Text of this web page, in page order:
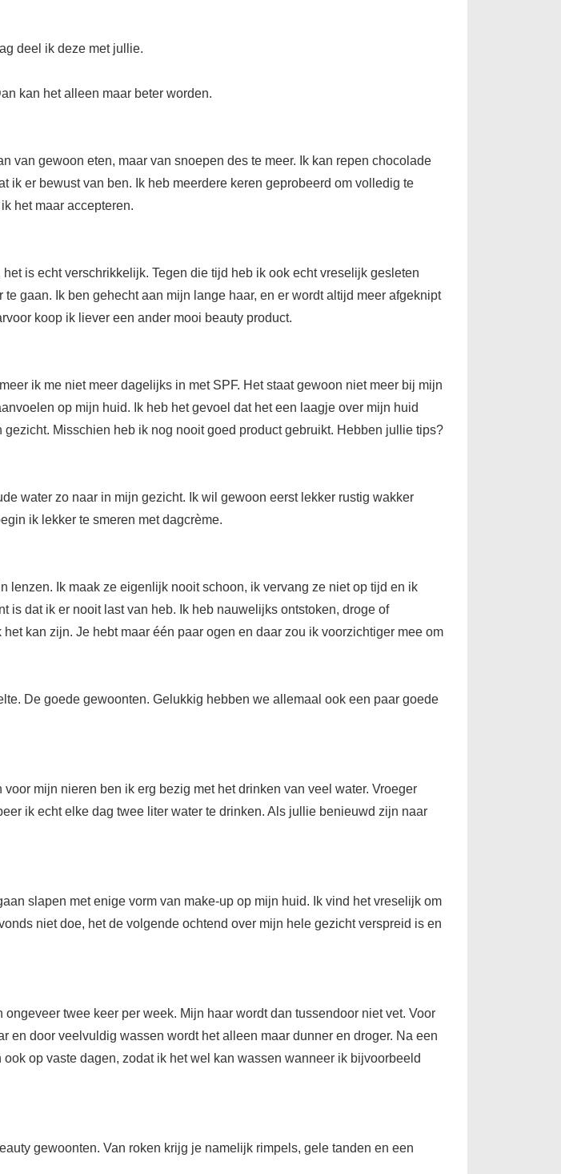
deel ik deze met jullie.
kan het alleen maar beter worden.
van gewoon eten, maar van snoepen des te meer. Ik kan repen chocolade
ik er bewust van ben. Ik heb meerdere keren geprobeerd om volledig te
het maar accepteren.
is echt verschrikkelijk. Tegen die tijd heb ik ook echt vreselijk gesleten
gaan. Ik ben gehecht aan mijn lange haar, en er wordt altijd meer afgeknipt
koop ik liever een ander mooi beauty product.
ik me niet meer dagelijks in met SPF. Het staat gewoon niet meer bij mijn
op mijn huid. Ik heb het gevoel dat het een laagje over mijn huid
Misschien heb ik nog nooit goed product gebruikt. Hebben jullie tips?
water zo naar in mijn gezicht. Ik wil gewoon eerst lekker rustig wakker
ik lekker te smeren met dagcrème.
Ik maak ze eigenlijk nooit schoon, ik vervang ze niet op tijd en ik
is dat ik er nooit last van heb. Ik heb nauwelijks ontstoken, droge of
kan zijn. Je hebt maar één paar ogen en daar zou ik voorzichtiger mee om
De goede gewoonten. Gelukkig hebben we allemaal ook een paar goede
mijn nieren ben ik erg bezig met het drinken van veel water. Vroeger
ik echt elke dag twee liter water te drinken. Als jullie benieuwd zijn naar
slapen met enige vorm van make-up op mijn huid. Ik vind het vreselijk om
niet doe, het de volgende ochtend over mijn hele gezicht verspreid is en
twee keer per week. Mijn haar wordt dan tussendoor niet vet. Voor
en door veelvuldig wassen wordt het alleen maar dunner en droger. Na een
op vaste dagen, zodat ik het wel kan wassen wanneer ik bijvoorbeeld
gewoonten. Van roken krijg je namelijk rimpels, gele tanden en een